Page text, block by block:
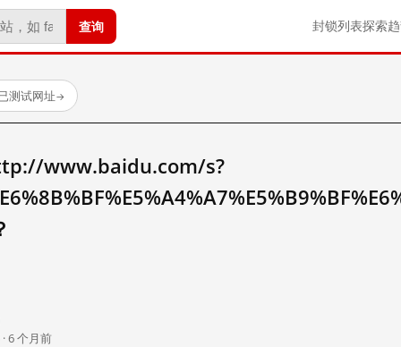
查询 封锁列表探索
测试网址→
www.baidu.com/s?
6 个月前